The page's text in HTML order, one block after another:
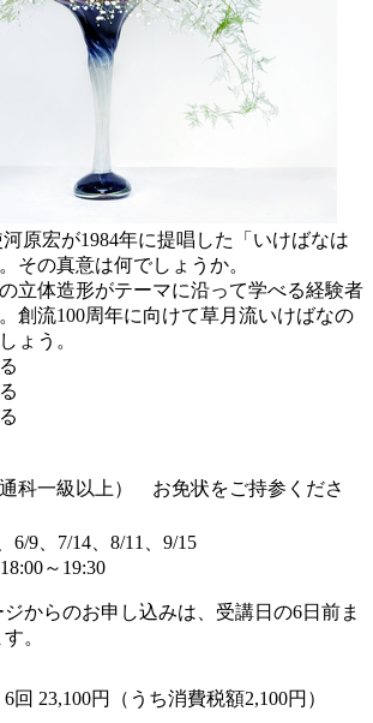
原宏が1984年に提唱した「いけばなは
その真意は何でしょうか。
立体造形がテーマに沿って学べる経験者
創流100周年に向けて草月流いけばなの
ょう。
科一級以上） お免状をご持参くださ
6/9、7/14、8/11、9/15
～19:30
からのお申し込みは、受講日の6日前ま
。
回 23,100円（うち消費税額2,100円）